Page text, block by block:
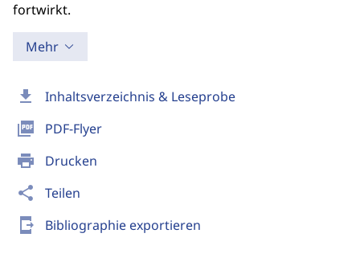
download Inhaltsverzeichnis & Leseprobe
picture_as_pdf PDF-Flyer
print Drucken
share Teilen
send_to_mobile Bibliographie exportieren
fortwirkt.
Mehr